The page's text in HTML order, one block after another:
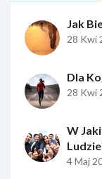
Jak
28 Kwi
Dla
28 Kwi
W
4 Maj